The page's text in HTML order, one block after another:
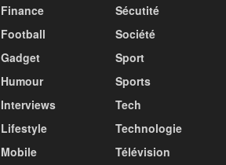
Finance
Football
Gadget
Humour
Interviews
Lifestyle
Mobile
Sécutité
Société
Sport
Sports
Tech
Technologie
Télévision